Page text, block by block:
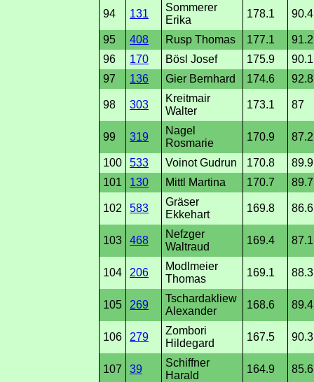
94 131
Sommerer
Erika
178.1 90.4
95 408 Rusp Thomas 177.1
91.2
96
170 Bösl Josef 175.9
90.1
97
136 Gier Bernhard 174.6 92.8
98 303
Kreitmair
Walter
173.1 87
99 319
Nagel
Rosmarie
170.9 87.2
100 533 Voinot Gudrun 170.8
89.9
101
130 Mittl Martina 170.7 89.7
102 583
Gräser
Ekkehart
169.8 86.6
103 468
Nefzger
Waltraud
169.4 87.1
104 206
Modlmeier
Thomas
169.1 88.3
105 269
Tschardakliew
Alexander
168.6 89.4
106 279
Zombori
Hildegard
167.5 90.3
107 39
Schiffner
Harald
164.9 85.6